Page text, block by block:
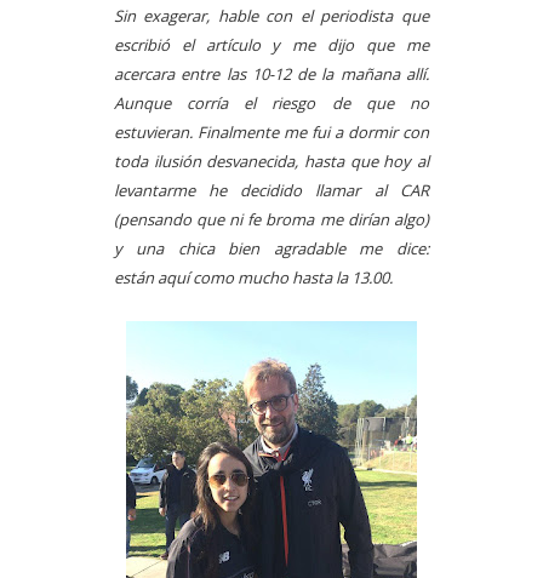
Sin exagerar, hable con el periodista que
escribió el artículo y me dijo que me
acercara entre las 10-12 de la mañana allí.
Aunque corría el riesgo de que no
estuvieran. Finalmente me fui a dormir con
toda ilusión desvanecida, hasta que hoy al
levantarme he decidido llamar al CAR
(pensando que ni fe broma me dirían algo)
y una chica bien agradable me dice:
estánaquí como mucho hasta la 13.00.